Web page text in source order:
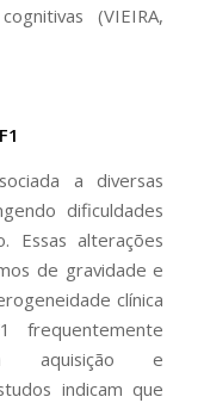
(VIEIRA,
a diversas
dificuldades
Essas alterações
de gravidade e
clínica
frequentemente
aquisição e
indicam que